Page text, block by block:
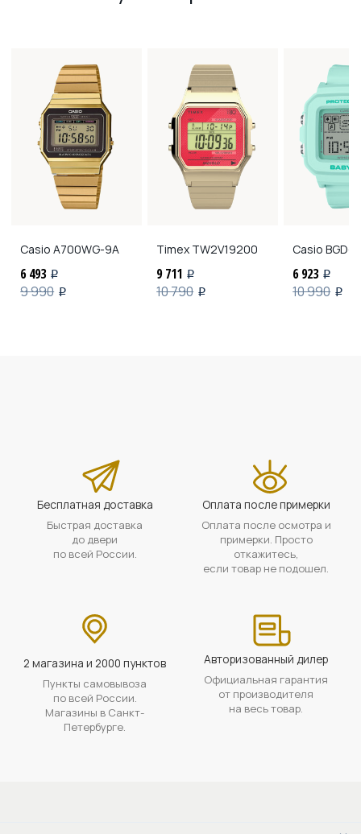
Casio A700WG-9A
6 493 i
9 990 i
Timex TW2V19200
9 711 i
10 790 i
Casio BGD-
6 923 i
10 990 i
Бесплатная доставка
Быстрая доставка
до двери
по всей России.
Оплата после примерки
Оплата после осмотра и
примерки. Просто
откажитесь,
если товар не подошел.
2 магазина и 2000 пунктов
Пункты самовывоза
по всей России.
Магазины в Санкт-
Петербурге.
Авторизованный дилер
Официальная гарантия
от производителя
на весь товар.